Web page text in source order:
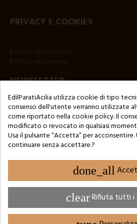
PRIVACY E COOKIES
NEWSLETTER
Copyright © 2024 by 3Enne s.r.l.s.
Numero di iscrizione REA: RM-1449325
Roma
Website Developed by
EdilParatiAcilia utilizza cookie di tipo
consenso dell'utente verranno utilizzate
come riportato nella cookie policy. Il
modificato o revocato in qualsiasi
Usa il pulsante “Accetta” per acconsentire.
continuare senza accettare.?
done_all
clearRifiuta tutti i